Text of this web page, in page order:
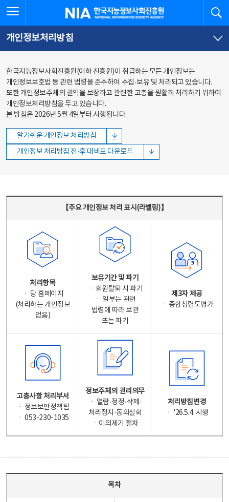
바로가기
바로가기
한국지능정보사회진흥원
개인정보처리방침
한국지능정보사회진흥원(이하 진흥원)이 취급하는 모든 개인정보는
개인정보보호법 등 관련 법령을 준수하여 수집·보유 및 처리되고 있습니다.
또한 개인정보주체의 권익을 보장하고 관련한 고충을 원활히 처리하기 위하여
개인정보처리방침을 두고 있습니다.
본 방침은 2026년 5월 4일부터 시행됩니다.
알기쉬운 개인정보 처리방침
개인정보 처리방침 전·후 대비표 다운로드
【주요 개인정보 처리 표시(라벨링)】
처리항목
ㆍ 당 홈페이지
(처리하는 개인정보
없음)
보유기간 및 파기
ㆍ 회원탈퇴 시 파기
ㆍ 일부는 관련
법령에 따라 보관
또는 파기
제3자 제공
ㆍ 종합청렴도평가
고충사항 처리부서
ㆍ 정보보안정책팀
ㆍ 053-230-1035
정보주체의 권리의무
ㆍ 열람·정정·삭제·
처리정지·동의철회
ㆍ이의제기 절차
처리방침변경
ㆍ '26.5.4. 시행
목차